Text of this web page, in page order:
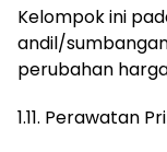
Kelompok ini
andil/
perubahan
1.11. Perawatan